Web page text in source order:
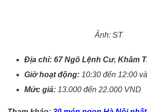
Ảnh: ST
Địa chỉ: 67 Ngõ Lệnh Cư, Khâm
Giờ hoạt động: 10:30 đến 12:00
Mức giá: 13.000 đến 22.000 VND